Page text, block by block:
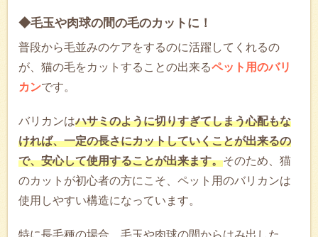
◆毛玉や肉球の間の毛のカットに！
普段から毛並みのケアをするのに活躍してくれるの
が、猫の毛をカットすることの出来るペット用のバリ
カンです。
バリカンはハサミのように切りすぎてしまう心配もな
ければ、一定の長さにカットしていくことが出来るの
で、安心して使用することが出来ます。そのため、猫
のカットが初心者の方にこそ、ペット用のバリカンは
使用しやすい構造になっています。
特に長毛種の場合、毛玉や肉球の間からはみ出した